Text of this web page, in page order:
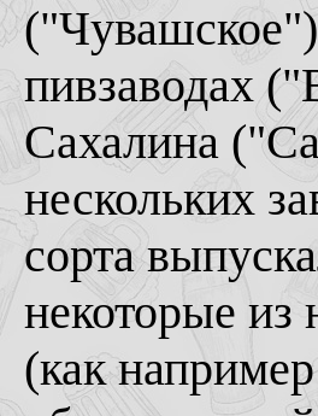
пивзаводах
Сахалина
нескольких
сорта
некоторые из
(как